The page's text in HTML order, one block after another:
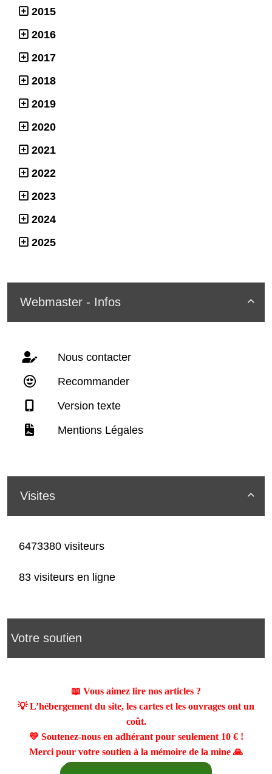
2015
2016
2017
2018
2019
2020
2021
2022
2023
2024
2025

Webmaster - Infos
Nous contacter
Recommander
Version texte
Mentions Légales

Visites
6473380 visiteurs
83 visiteurs en ligne
Votre soutien
📖 Vous aimez lire nos articles ?
💡 L’hébergement du site, les cartes et les ouvrages ont un
coût.
💛 Soutenez-nous en adhérant pour seulement 10 €!
Merci pour votre soutien à la mémoire de la mine 🙏